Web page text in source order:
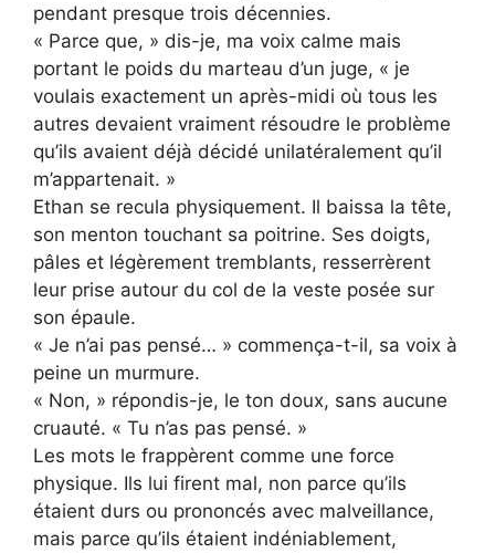
pendant presque trois décennies.
« Parce que, » dis-je, ma voix calme mais
portant le poids du marteau d’un juge, « je
voulais exactement un après-midi où tous les
autres devaient vraiment résoudre le problème
qu’ils avaient déjà décidé unilatéralement qu’il
m’appartenait. »
Ethan se recula physiquement. Il baissa la tête,
son menton touchant sa poitrine. Ses doigts,
pâles et légèrement tremblants, resserrèrent
leur prise autour du col de la veste posée sur
son épaule.
« Je n’ai pas pensé… » commença-t-il, sa voix à
peine un murmure.
« Non, » répondis-je, le ton doux, sans aucune
cruauté. « Tu n’as pas pensé. »
Les mots le frappèrent comme une force
physique. Ils lui firent mal, non parce qu’ils
étaient durs ou prononcés avec malveillance,
mais parce qu’ils étaient indéniablement,